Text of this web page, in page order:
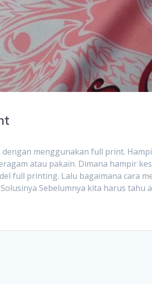
menggunakan full print.
atau pakain. Dimana hampir
full printing. Lalu bagaimana cara
Sebelumnya kita harus tahu